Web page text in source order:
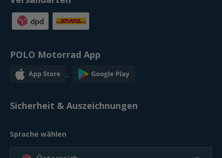
Versandarten
POLO Motorrad App
Sicherheit & Auszeichnungen
Sprache wählen